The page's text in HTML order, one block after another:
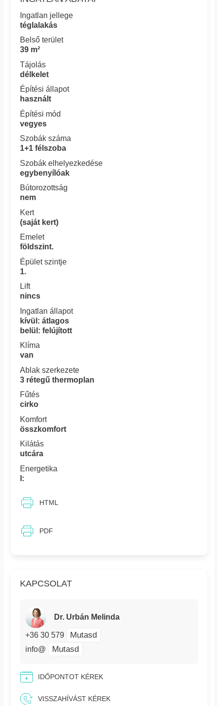
KAPCSOLAT
Dr. Urbán Melinda
+36 30 579 Mutasd
info@ Mutasd
IDŐPONTOT KÉREK
VISSZAHÍVÁST KÉREK
Ingatlan jellege
téglalakás
Belső terület
39 m²
Tájolás
délkelet
Építési állapot
használt
Építési mód
vegyes
Szobák száma
1+1 félszoba
Szobák elhelyezkedése
egybenyílóak
Bútorozottság
nem
Kert
(saját kert)
Emelet
földszint.
Épület szintje
1.
Lift
nincs
Ingatlan állapot
kívül: átlagos
belül: felújított
Klíma
van
Ablak szerkezete
3 rétegű thermoplan
Fűtés
cirko
Komfort
összkomfort
Kilátás
utcára
Energetika
I:
HTML
PDF